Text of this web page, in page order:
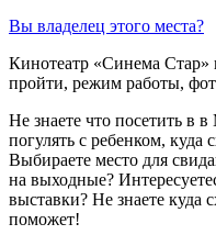
Вы владелец этого места?
Кинотеатр «Синема Стар»
пройти, режим работы,
Не знаете что посетить в
погулять с ребенком, куда
Выбираете место для
на выходные?
выставки? Не знаете куда
поможет!